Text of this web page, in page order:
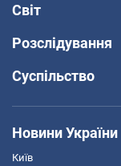
Світ
Розслідування
Суспільство
Новини України
Київ